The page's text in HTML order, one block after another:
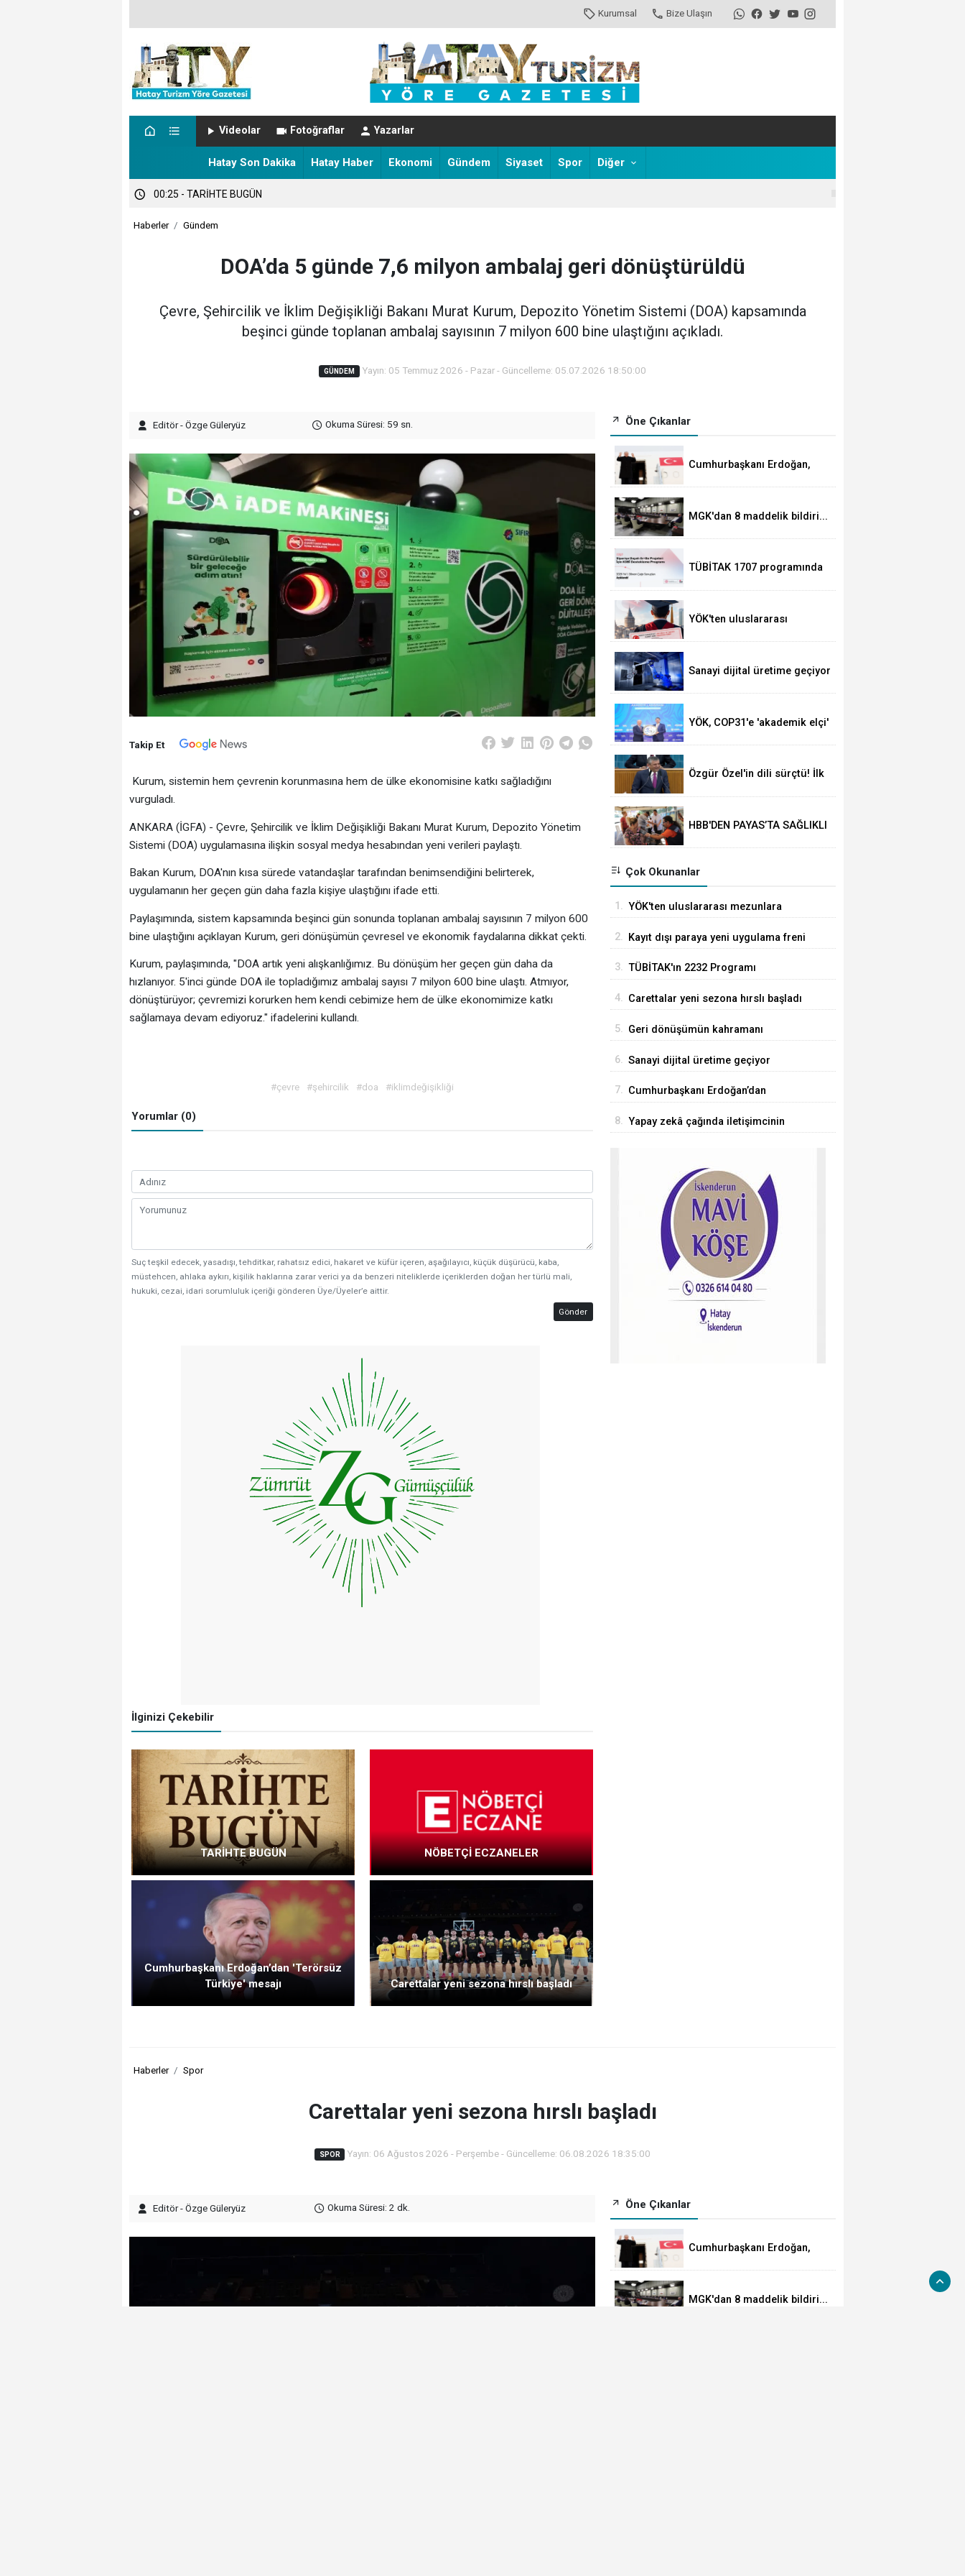
Kurumsal Bize Ulaşın
Videolar Fotoğraflar Yazarlar
Hatay Son Dakika Hatay Haber Ekonomi Gündem Siyaset Spor Diğer
00:25 - TARİHTE BUGÜN
Haberler Gündem
DOA’da 5 günde 7,6 milyon ambalaj geri dönüştürüldü
Çevre, Şehircilik ve İklim Değişikliği Bakanı Murat Kurum, Depozito Yönetim Sistemi (DOA) kapsamında
beşinci günde toplanan ambalaj sayısının 7 milyon 600 bine ulaştığını açıkladı.
GÜNDEM Yayın: 05 Temmuz 2026 - Pazar - Güncelleme: 05.07.2026 18:50:00
Editör - Özge Güleryüz Okuma Süresi: 59 sn.
Takip Et
Kurum, sistemin hem çevrenin korunmasına hem de ülke ekonomisine katkı sağladığını
vurguladı.
ANKARA (İGFA) - Çevre, Şehircilik ve İklim Değişikliği Bakanı Murat Kurum, Depozito Yönetim
Sistemi (DOA) uygulamasına ilişkin sosyal medya hesabından yeni verileri paylaştı.
Bakan Kurum, DOA'nın kısa sürede vatandaşlar tarafından benimsendiğini belirterek,
uygulamanın her geçen gün daha fazla kişiye ulaştığını ifade etti.
Paylaşımında, sistem kapsamında beşinci gün sonunda toplanan ambalaj sayısının 7 milyon 600
bine ulaştığını açıklayan Kurum, geri dönüşümün çevresel ve ekonomik faydalarına dikkat çekti.
Kurum, paylaşımında, "DOA artık yeni alışkanlığımız. Bu dönüşüm her geçen gün daha da
hızlanıyor. 5'inci günde DOA ile topladığımız ambalaj sayısı 7 milyon 600 bine ulaştı. Atmıyor,
dönüştürüyor; çevremizi korurken hem kendi cebimize hem de ülke ekonomimize katkı
sağlamaya devam ediyoruz." ifadelerini kullandı.
#çevre #şehircilik #doa #iklimdeğişikliği
Yorumlar (0)
Suç teşkil edecek, yasadışı, tehditkar, rahatsız edici, hakaret ve küfür içeren, aşağılayıcı, küçük düşürücü, kaba,
müstehcen, ahlaka aykırı, kişilik haklarına zarar verici ya da benzeri niteliklerde içeriklerden doğan her türlü mali,
hukuki, cezai, idari sorumluluk içeriği gönderen Üye/Üyeler’e aittir.
Gönder
İlginizi Çekebilir
TARİHTE BUGÜN NÖBETÇİ ECZANELER
Cumhurbaşkanı Erdoğan’dan 'Terörsüz
Türkiye' mesajı
Carettalar yeni sezona hırslı başladı
Öne Çıkanlar
Cumhurbaşkanı Erdoğan,
MGK'dan 8 maddelik bildiri...
güvenlik ve Gazze mesajı
TÜBİTAK 1707 programında
açıklandı
YÖK'ten uluslararası
Süre 2 yıla kadar
Sanayi dijital üretime geçiyor
YÖK, COP31'e 'akademik elçi'
Özgür Özel'in dili sürçtü! İlk
HBB'DEN PAYAS’TA SAĞLIKLI
Çok Okunanlar
1. YÖK'ten uluslararası mezunlara
uzatılabilecek
2. Kayıt dışı paraya yeni uygulama freni
3. TÜBİTAK'ın 2232 Programı
Türkiye'ye geliyor
4. Carettalar yeni sezona hırslı başladı
5. Geri dönüşümün kahramanı
6. Sanayi dijital üretime geçiyor
7. Cumhurbaşkanı Erdoğan’dan
8. Yapay zekâ çağında iletişimcinin
Haberler Spor
Carettalar yeni sezona hırslı başladı
SPOR Yayın: 06 Ağustos 2026 - Perşembe - Güncelleme: 06.08.2026 18:35:00
Editör - Özge Güleryüz Okuma Süresi: 2 dk. Öne Çıkanlar
Cumhurbaşkanı Erdoğan,
MGK'dan 8 maddelik bildiri...